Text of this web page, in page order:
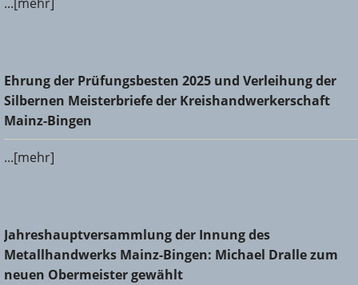
Ehrung der Prüfungsbesten 2025 und Verleihung der
Silbernen Meisterbriefe der Kreishandwerkerschaft Mainz-
Bingen
Ehrung der Prüfungsbesten 2025 und Verleihung der
Silbernen Meisterbriefe der Kreishandwerkerschaft
Mainz-Bingen
...[mehr]
Jahreshauptversammlung der Innung des
Metallhandwerks Mainz-Bingen: Michael Dralle zum neuen
Obermeister gewählt
Jahreshauptversammlung der Innung des
Metallhandwerks Mainz-Bingen: Michael Dralle zum
neuen Obermeister gewählt